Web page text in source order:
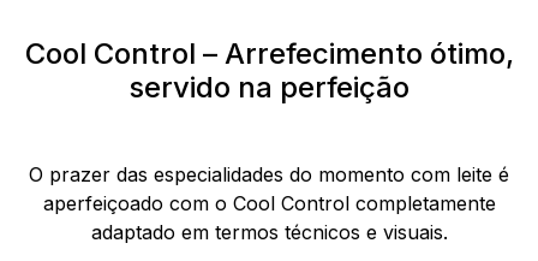
Cool Control – Arrefecimento ótimo,
servido na perfeição
O prazer das especialidades do momento com leite é
aperfeiçoado com o Cool Control completamente
adaptado em termos técnicos e visuais.